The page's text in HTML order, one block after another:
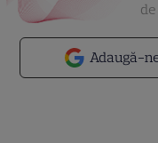
Adaugă-
de